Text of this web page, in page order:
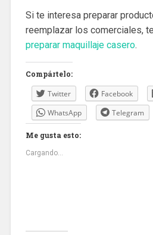
Si te interesa preparar
reemplazar los comerciales,
preparar maquillaje casero.
Compártelo:
Twitter Facebook
WhatsApp
Telegram
Me gusta esto:
Cargando...